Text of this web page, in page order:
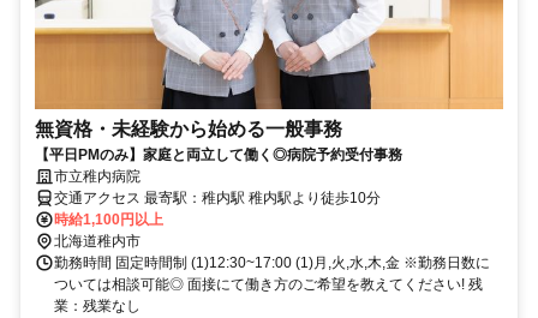
無資格・未経験から始める一般事務
【平日PMのみ】家庭と両立して働く◎病院予約受付事務
市立稚内病院
交通アクセス 最寄駅：稚内駅 稚内駅より徒歩10分
時給1,100円以上
北海道稚内市
勤務時間 固定時間制 (1)12:30~17:00 (1)月,火,水,木,金 ※勤務日数に
ついては相談可能◎ 面接にて働き方のご希望を教えてください! 残
業：残業なし